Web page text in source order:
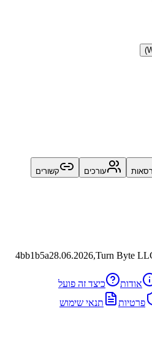
עורכים קשורים
4bb1b5a28.06.2026,
כיצד זה פועל
תנאי שימוש